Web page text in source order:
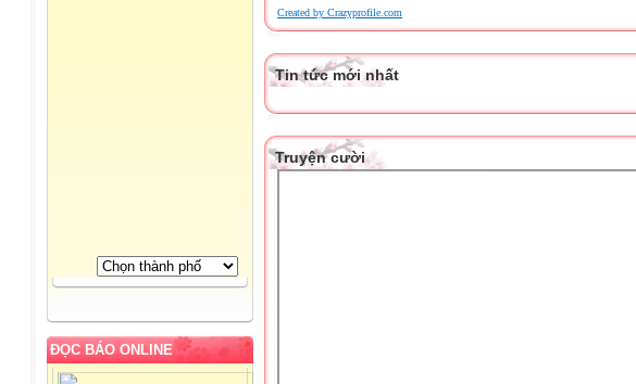
ĐỌC BÁO ONLINE
Created by Crazyprofile.com
Tin tức mới nhất
Truyện cười